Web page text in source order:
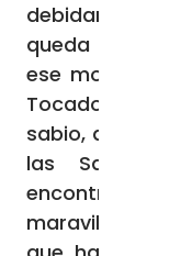
debidamente
queda
ese momento
Tocado por
sabio, a partir
las
encontró
maravillosas